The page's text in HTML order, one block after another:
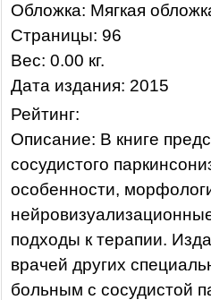
Обложка: Мягкая
Страницы: 96
Вес: 0.00 кг.
Дата издания: 2015
Рейтинг:
Описание: В книге
сосудистого
особенности,
подходы к терапии.
врачей других
больным с сосудистой